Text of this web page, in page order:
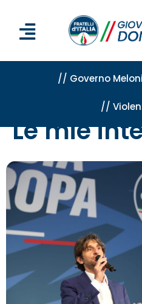
// Governo Meloni
//
Le mie
Le mie